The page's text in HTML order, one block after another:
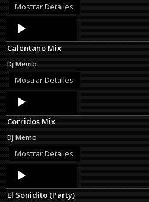
Mostrar Detalles
Audio
Player
Calentano Mix
Dj Memo
Mostrar Detalles
Audio
Player
Corridos Mix
Dj Memo
Mostrar Detalles
Audio
Player
El Sonidito (Party)